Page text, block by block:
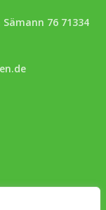
76 71334